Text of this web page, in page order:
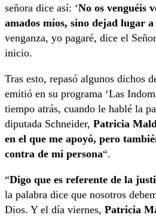
señora dice así: ‘No os venguéis
amados míos, sino dejad lugar
venganza, yo pagaré, dice el
inicio.
Tras esto, repasó algunos dichos
emitió en su programa ‘Las
tiempo atrás, cuando le hablé la
diputada Schneider, Patricia
en el que me apoyó, pero
contra de mi persona“.
“Digo que es referente de la
la palabra dice que nosotros
Dios. Y el día viernes, Patricia